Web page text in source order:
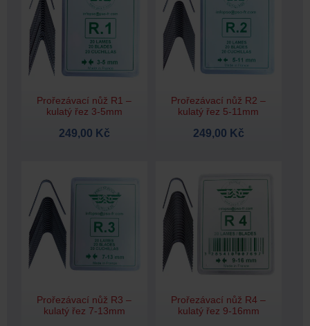
Prořezávací nůž R1 –
kulatý řez 3-5mm
249,00 Kč
Prořezávací nůž R2 –
kulatý řez 5-11mm
249,00 Kč
Prořezávací nůž R3 –
kulatý řez 7-13mm
Prořezávací nůž R4 –
kulatý řez 9-16mm